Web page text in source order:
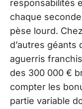
responsabilités
chaque
pèse lourd.
d’autres géants
aguerris
des 300 000 €
compter les
partie variable